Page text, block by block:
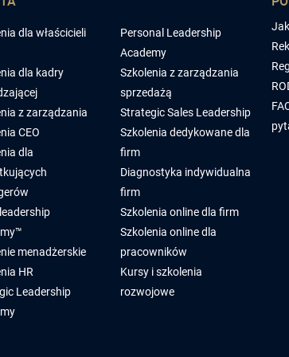
dla właścicieli
dla kadry
z zarządzania
CEO
dla
menadżerskie
HR
Leadership
Personal Leadership
Academy
Szkolenia z zarządzania
sprzedażą
Strategic Sales Leadership
Szkolenia dedykowane dla
firm
Diagnostyka indywidualna
firm
Szkolenia online dla firm
Szkolenia online dla
pracowników
Kursy i szkolenia
rozwojowe